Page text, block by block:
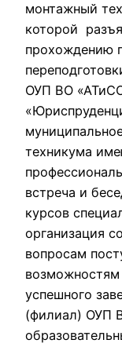
монтажный
которой
прохождению
ОУП ВО
техникума
встреча и
курсов
организация
вопросам
возможностям
успешного
(филиал) ОУП